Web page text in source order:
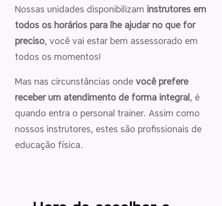
Nossas unidades disponibilizam instrutores em
todos os horários para lhe ajudar no que for
preciso, você vai estar bem assessorado em
todos os momentos!
Mas nas circunstâncias onde você prefere
receber um atendimento de forma integral, é
quando entra o personal trainer. Assim como
nossos instrutores, estes são profissionais de
educação física.